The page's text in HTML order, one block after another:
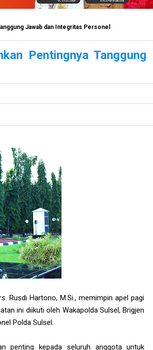
Jawab dan Integritas Personel
Pentingnya Tanggung
Rusdi Hartono, M.Si., memimpin apel pagi
ini diikuti oleh Wakapolda Sulsel, Brigjen
Polda Sulsel.
penting kepada seluruh anggota untuk